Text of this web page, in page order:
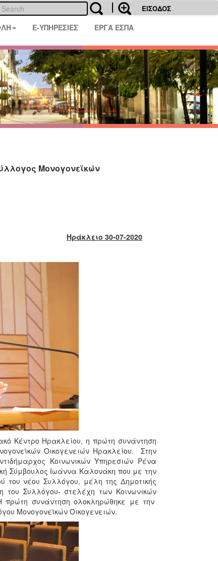
ΕΙΣΟΔΟΣ
E-ΥΠΗΡΕΣΙΕΣ ΕΡΓΑ ΕΣΠΑ
Μονογονεϊκών
Ηράκλειο 30-07-2020
Κέντρο Ηρακλείου, η πρώτη συνάντηση
Οικογενειών Ηρακλείου. Στην
Κοινωνικών Υπηρεσιών Ρένα
Σύμβουλος Ιωάννα Καλονάκη που με την
του νέου Συλλόγου, μέλη της Δημοτικής
του Συλλόγου- στελέχη των Κοινωνικών
συνάντηση ολοκληρώθηκε με την
Μονογονεϊκών Οικογενειών.